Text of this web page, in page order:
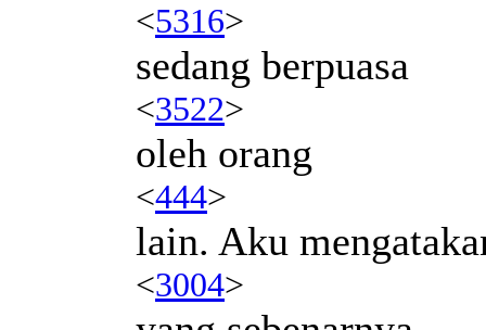
<5316>
sedang berpuasa
<3522>
oleh orang
<444>
lain. Aku
<3004>